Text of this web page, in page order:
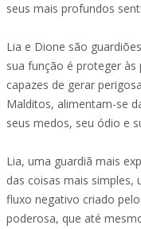
seus mais profundos
Lia e Dione são
sua função é proteger
capazes de gerar
Malditos, alimentam-se
seus medos, seu ódio e
Lia, uma guardiã mais
das coisas mais simples,
fluxo negativo criado
poderosa, que até